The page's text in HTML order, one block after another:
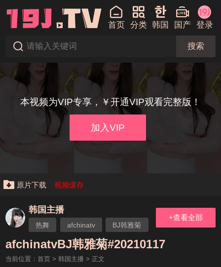
首页 分类 韩国 国产 登录
搜索
本视频为VIP专享，￥开通VIP观看完整版！
加入VIP
原片下载 视频缓存
韩国主播
热舞 afchinatv BJ韩雅菊
+查看全部
afchinatvBJ韩雅菊#20210117
当前位置： 首页> 韩国主播 > 正文
本站大事件(19j网站发展历程)